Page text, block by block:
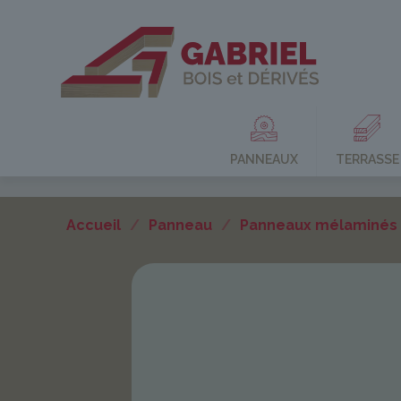
PANNEAUX TERRASSE
Accueil / Panneau / Panneaux